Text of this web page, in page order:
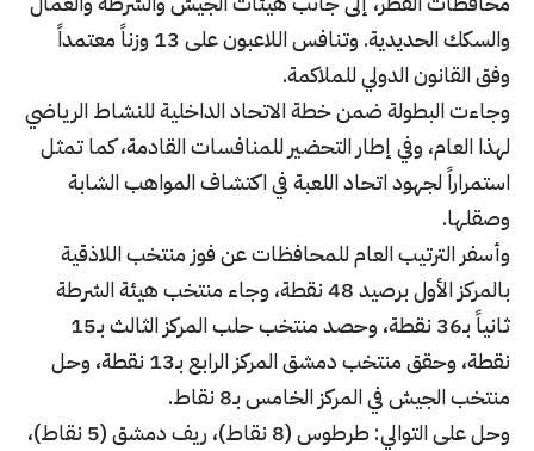
والسكك الحديدية. وتنافس اللاعبون على 13 وزناً معتمداً
وفق القانون الدولي للملاكمة.
وجاءت البطولة ضمن خطة الاتحاد الداخلية للنشاط الرياضي
لهذا العام، وفي إطار التحضير للمنافسات القادمة، كما تمثل
استمراراً لجهود اتحاد اللعبة في اكتشاف المواهب الشابة
وصقلها.
وأسفر الترتيب العام للمحافظات عن فوز منتخب اللاذقية
بالمركز الأول برصيد 48 نقطة، وجاء منتخب هيئة الشرطة
ثانياً بـ36 نقطة، وحصد منتخب حلب المركز الثالث بـ15
نقطة، وحقق منتخب دمشق المركز الرابع بـ13 نقطة، وحل
منتخب الجيش في المركز الخامس بـ8 نقاط.
وحل على التوالي: طرطوس (8 نقاط)، ريف دمشق (5 نقاط)،